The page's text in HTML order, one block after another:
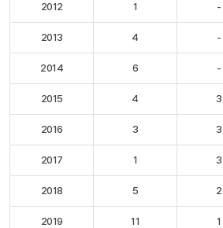
2012 1 -
2013 4 -
2014 6 -
2015 4 3
2016 3 3
2017 1 3
2018 5 2
2019 11 1